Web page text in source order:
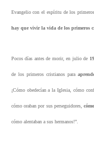
Evangelio con el espíritu de los
hay que vivir la vida de los primeros
Pocos días antes de morir, en julio de
de los primeros cristianos para
¡Cómo obedecían a la Iglesia, cómo
cómo oraban por sus perseguidores,
cómo alentaban a sus hermanos!”.